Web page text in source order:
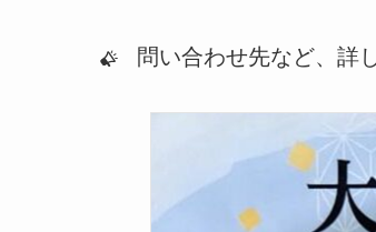
問い合わせ先など、詳